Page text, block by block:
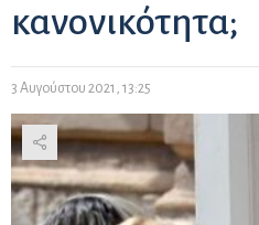
κανονικότητα;
3 Αυγούστου 2021, 13:25